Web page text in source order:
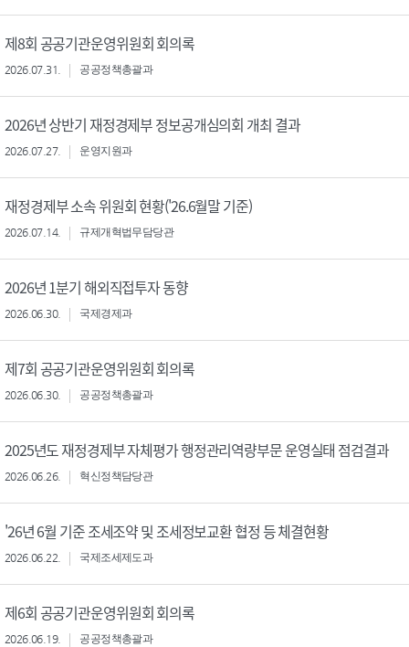
제8회 공공기관운영위원회 회의록
2026.07.31. 공공정책총괄과
2026년 상반기 재정경제부 정보공개심의회 개최 결과
2026.07.27. 운영지원과
재정경제부 소속 위원회 현황('26.6월말 기준)
2026.07.14. 규제개혁법무담당관
2026년 1분기 해외직접투자 동향
2026.06.30. 국제경제과
제7회 공공기관운영위원회 회의록
2026.06.30. 공공정책총괄과
2025년도 재정경제부 자체평가 행정관리역량부문 운영실태 점검결과
2026.06.26. 혁신정책담당관
'26년 6월 기준 조세조약 및 조세정보교환 협정 등 체결현황
2026.06.22. 국제조세제도과
제6회 공공기관운영위원회 회의록
2026.06.19. 공공정책총괄과